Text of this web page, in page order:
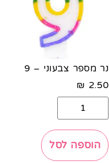
נר מספר צבעוני – 9
2.50
₪
הוספה לסל